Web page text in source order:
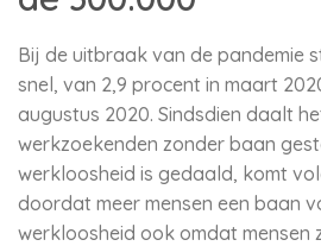
Bij de uitbraak van de pandemie
snel, van 2,9 procent in maart
augustus 2020. Sindsdien daalt
werkzoekenden zonder baan
werkloosheid is gedaald, komt
doordat meer mensen een baan
werkloosheid ook omdat mensen